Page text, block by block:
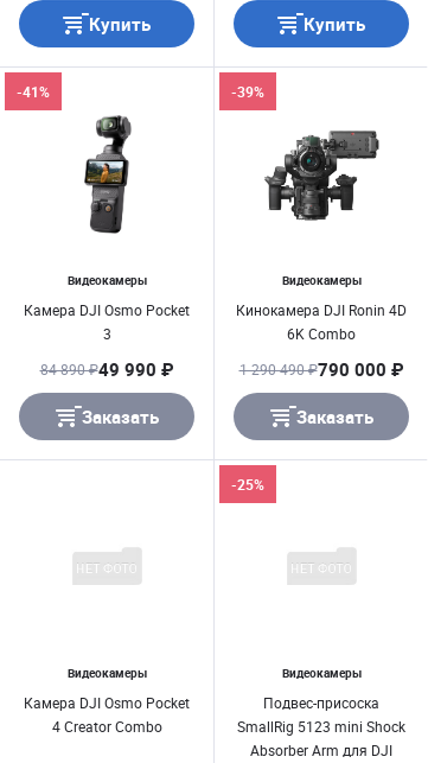
Купить
Купить
Видеокамеры
Камера DJI Osmo Pocket
3
-41%
84 890 ₽49 990 ₽
Заказать
Видеокамеры
Кинокамера DJI Ronin 4D
6K Combo
-39%
1 290 490 ₽790 000 ₽
Заказать
Видеокамеры
Камера DJI Osmo Pocket
4 Creator Combo
Видеокамеры
Подвес-присоска
SmallRig 5123 mini Shock
Absorber Arm для DJI
-25%